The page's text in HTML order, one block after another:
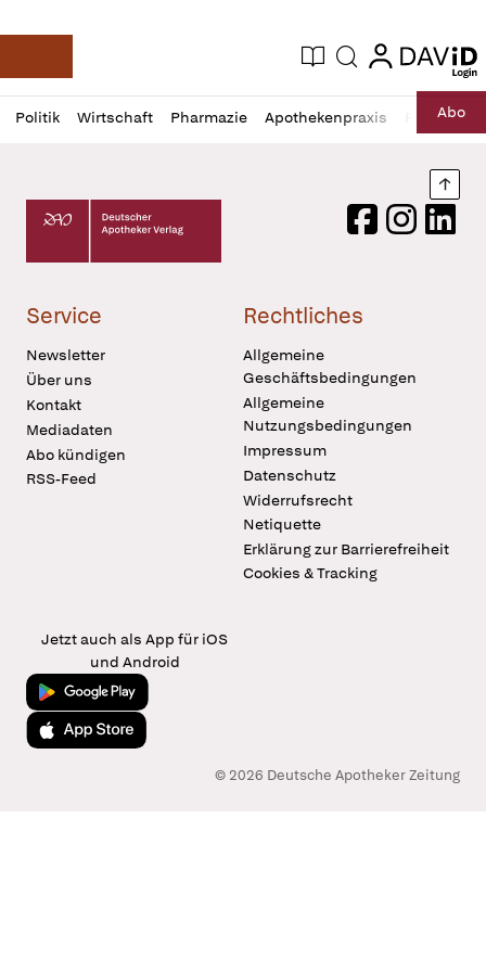
Deutsche Apotheker Zeitung
Aktuelle Ausgabe
Suche login
login
Politik Wirtschaft Pharmazie Apothekenpraxis RechtAbo
Profil
öffnen
Daz
Pur
Deutscher Apotheker Verlag Logo
FacebookInstagram
Service
Newsletter
Über uns
Kontakt
Mediadaten
Abo kündigen
RSS-Feed
Rechtliches
Allgemeine
Geschäftsbedingungen
Allgemeine
Nutzungsbedingungen
Impressum
Datenschutz
Widerrufsrecht
Netiquette
Erklärung zur Barrierefreiheit
Cookies & Tracking
Jetzt auch als App für iOS
und Android
Jetzt bei Google Play
Laden im App Store
© 2026 Deutsche Apotheker Zeitung